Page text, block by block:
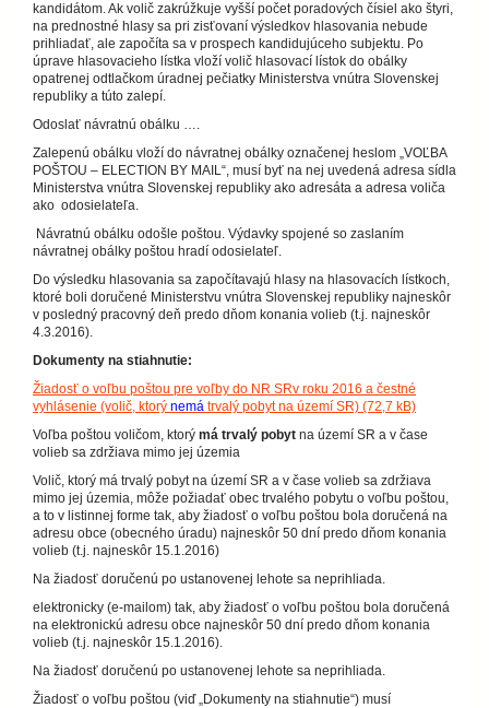
kandidátom. Ak volič zakrúžkuje vyšší počet poradových čísiel ako štyri,
na prednostné hlasy sa pri zisťovaní výsledkov hlasovania nebude
prihliadať, ale započíta sa v prospech kandidujúceho subjektu. Po
úprave hlasovacieho lístka vloží volič hlasovací lístok do obálky
opatrenej odtlačkom úradnej pečiatky Ministerstva vnútra Slovenskej
republiky a túto zalepí.
Odoslať návratnú obálku ….
Zalepenú obálku vloží do návratnej obálky označenej heslom „VOĽBA
POŠTOU – ELECTION BY MAIL“, musí byť na nej uvedená adresa sídla
Ministerstva vnútra Slovenskej republiky ako adresáta a adresa voliča
ako odosielateľa.
Návratnú obálku odošle poštou. Výdavky spojené so zaslaním
návratnej obálky poštou hradí odosielateľ.
Do výsledku hlasovania sa započítavajú hlasy na hlasovacích lístkoch,
ktoré boli doručené Ministerstvu vnútra Slovenskej republiky najneskôr
v posledný pracovný deň predo dňom konania volieb (t.j. najneskôr
4.3.2016).
Dokumenty na stiahnutie:
Žiadosť o voľbu poštou pre voľby do NR SRv roku 2016 a čestné
vyhlásenie (volič, ktorý nemá trvalý pobyt na území SR) (72,7 kB)
Voľba poštou voličom, ktorý má trvalý pobyt na území SR a v čase
volieb sa zdržiava mimo jej územia
Volič, ktorý má trvalý pobyt na území SR a v čase volieb sa zdržiava
mimo jej územia, môže požiadať obec trvalého pobytu o voľbu poštou,
a to v listinnej forme tak, aby žiadosť o voľbu poštou bola doručená na
adresu obce (obecného úradu) najneskôr 50 dní predo dňom konania
volieb (t.j. najneskôr 15.1.2016)
Na žiadosť doručenú po ustanovenej lehote sa neprihliada.
elektronicky (e-mailom) tak, aby žiadosť o voľbu poštou bola doručená
na elektronickú adresu obce najneskôr 50 dní predo dňom konania
volieb (t.j. najneskôr 15.1.2016).
Na žiadosť doručenú po ustanovenej lehote sa neprihliada.
Žiadosť o voľbu poštou (viď „Dokumenty na stiahnutie“) musí